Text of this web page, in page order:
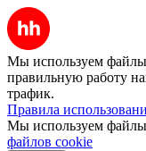
Мы используем файлы
правильную работу
трафик.
Правила
Мы используем
файлов cookie